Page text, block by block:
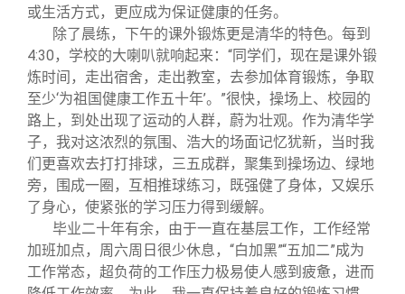
或生活方式，更应成为保证健康的任务。
除了晨练，下午的课外锻炼更是清华的特色。每到
4:30，学校的大喇叭就响起来：“同学们，现在是课外锻
炼时间，走出宿舍，走出教室，去参加体育锻炼，争取
至少‘为祖国健康工作五十年’。”很快，操场上、校园的
路上，到处出现了运动的人群，蔚为壮观。作为清华学
子，我对这浓烈的氛围、浩大的场面记忆犹新，当时我
们更喜欢去打打排球，三五成群，聚集到操场边、绿地
旁，围成一圈，互相推球练习，既强健了身体，又娱乐
了身心，使紧张的学习压力得到缓解。
毕业二十年有余，由于一直在基层工作，工作经常
加班加点，周六周日很少休息，“白加黑”“五加二”成为
工作常态，超负荷的工作压力极易使人感到疲惫，进而